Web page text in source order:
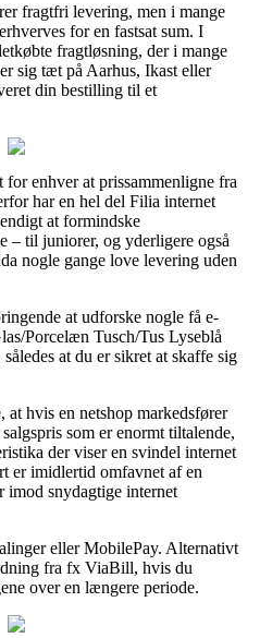
fragtfri levering, men i mange
for en fastsat sum. I
fragtløsning, der i mange
sig tæt på Aarhus, Ikast eller
din bestilling til et
for enhver at prissammenligne fra
har en hel del Filia internet
at formindske
– til juniorer, og yderligere også
nogle gange love levering uden
at udforske nogle få e-
Porcelæn Tusch/Tus Lyseblå
at du er sikret at skaffe sig
hvis en netshop markedsfører
som er enormt tiltalende,
der viser en svindel internet
er imidlertid omfavnet af en
snydagtige internet
eller MobilePay. Alternativt
fra fx ViaBill, hvis du
over en længere periode.